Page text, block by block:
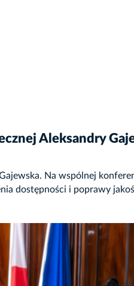
Aleksandry
Na wspólnej
dostępności i poprawy